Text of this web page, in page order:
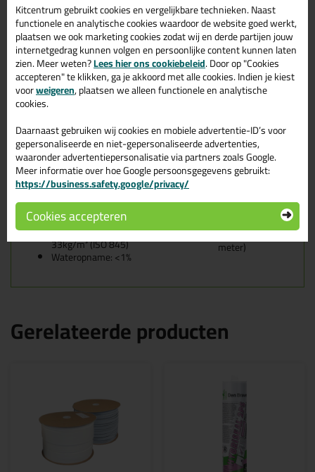
Omschrijving Specificaties Reviews (0)
Technische gegevens PRO S
glasband ZA 2x9mm ds 825m
Drager: PE schuim, gesloten
cellen
Lijmlaag: Hot-melt
Trekontlasting: Gelamineerde
PE-folie
Temperatuurbereik: -30°C
tot +80°C
Schuimspecificaties:
Soortelijk gewicht: ca.
33kg/m³ (ISO 845)
Wateropname: <1%
leverbaar in de maten:
9x2mm (25
meter)
9x5mm (15
meter)
Gerelateerde producten
Kitcentrum gebruikt cookies en vergelijkbare technieken. Naast
functionele en analytische cookies waardoor de website goed werkt,
plaatsen we ook marketing cookies zodat wij en derde partijen jouw
internetgedrag kunnen volgen en persoonlijke content kunnen laten
zien. Meer weten?Lees hier ons cookiebeleid. Door op "Cookies
accepteren" te klikken, ga je akkoord met alle cookies. Indien je kiest
voorweigeren, plaatsen we alleen functionele en analytische
cookies.
Daarnaast gebruiken wij cookies en mobiele advertentie-ID’s voor
gepersonaliseerde en niet-gepersonaliseerde advertenties,
waaronder advertentiepersonalisatie via partners zoals Google.
Meer informatie over hoe Google persoonsgegevens gebruikt:
https://business.safety.google/privacy/
Cookies accepteren